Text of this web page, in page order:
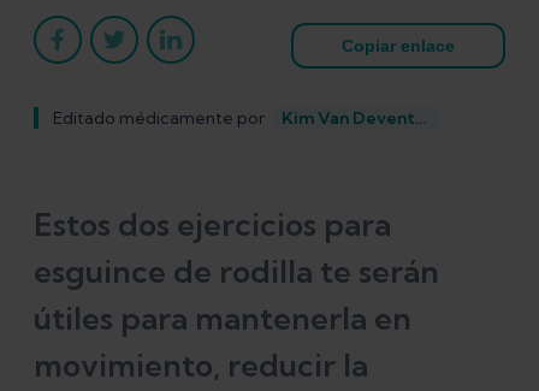
Copiar enlace
Editado médicamente por Kim Van Deventer
Estos dos ejercicios para
esguince de rodilla te serán
útiles para mantenerla en
movimiento, reducir la